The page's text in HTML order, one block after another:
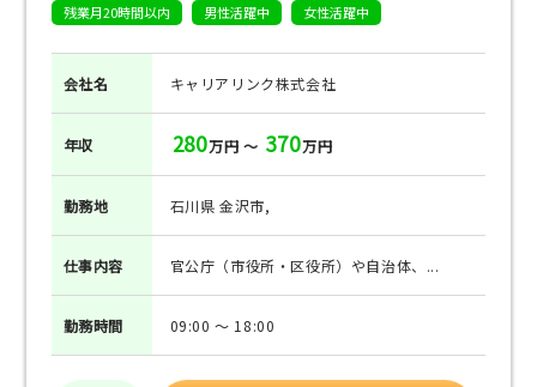
残業月20時間以内
男性活躍中 女性活躍中
会社名 キャリアリンク株式会社
年収 280万円 ～ 370万円
勤務地 石川県 金沢市,
仕事内容 官公庁（市役所・区役所）や自治体、...
勤務時間 09:00 ～ 18:00